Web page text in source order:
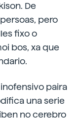
De
pero
fixo o
bos, xa que
paira
una serie
no cerebro